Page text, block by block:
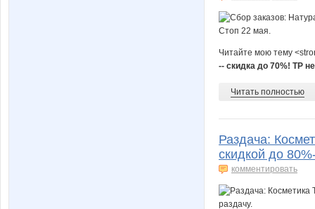
Читайте мою тему
-- скидка до 70%! ТР
Читать полностью
Раздача:
скидкой до
комментировать